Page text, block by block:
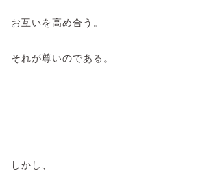
お互いを高め合う。
それが尊いのである。
しかし、